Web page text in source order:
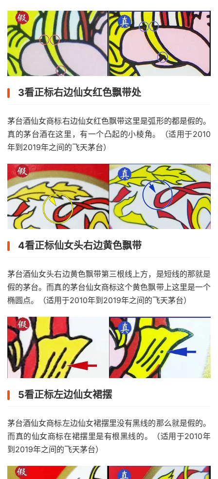
3看正标右边仙女红色飘带处
茅台酒仙女商标右边仙女红色飘带这里是弧形的都是假的。
真的茅台酒在这里，有一个凸起的小棱角。（适用于2010
年到2019年之间的飞天茅台）
4看正标仙女头右边黄色飘带
茅台酒仙女头右边黄色飘带第三根线上方，是短线的那就是
假的茅台。而真的茅台仙女商标这个黄色飘带上这里是一个
椭圆点。（适用于2010年到2019年之间的飞天茅台）
5看正标左边仙女裙摆
茅台酒仙女商标左边仙女裙摆里没有黑线的那么就是假的。
而真的仙女商标在裙摆里是有根黑线的。（适用于2010年
到2019年之间的飞天茅台）